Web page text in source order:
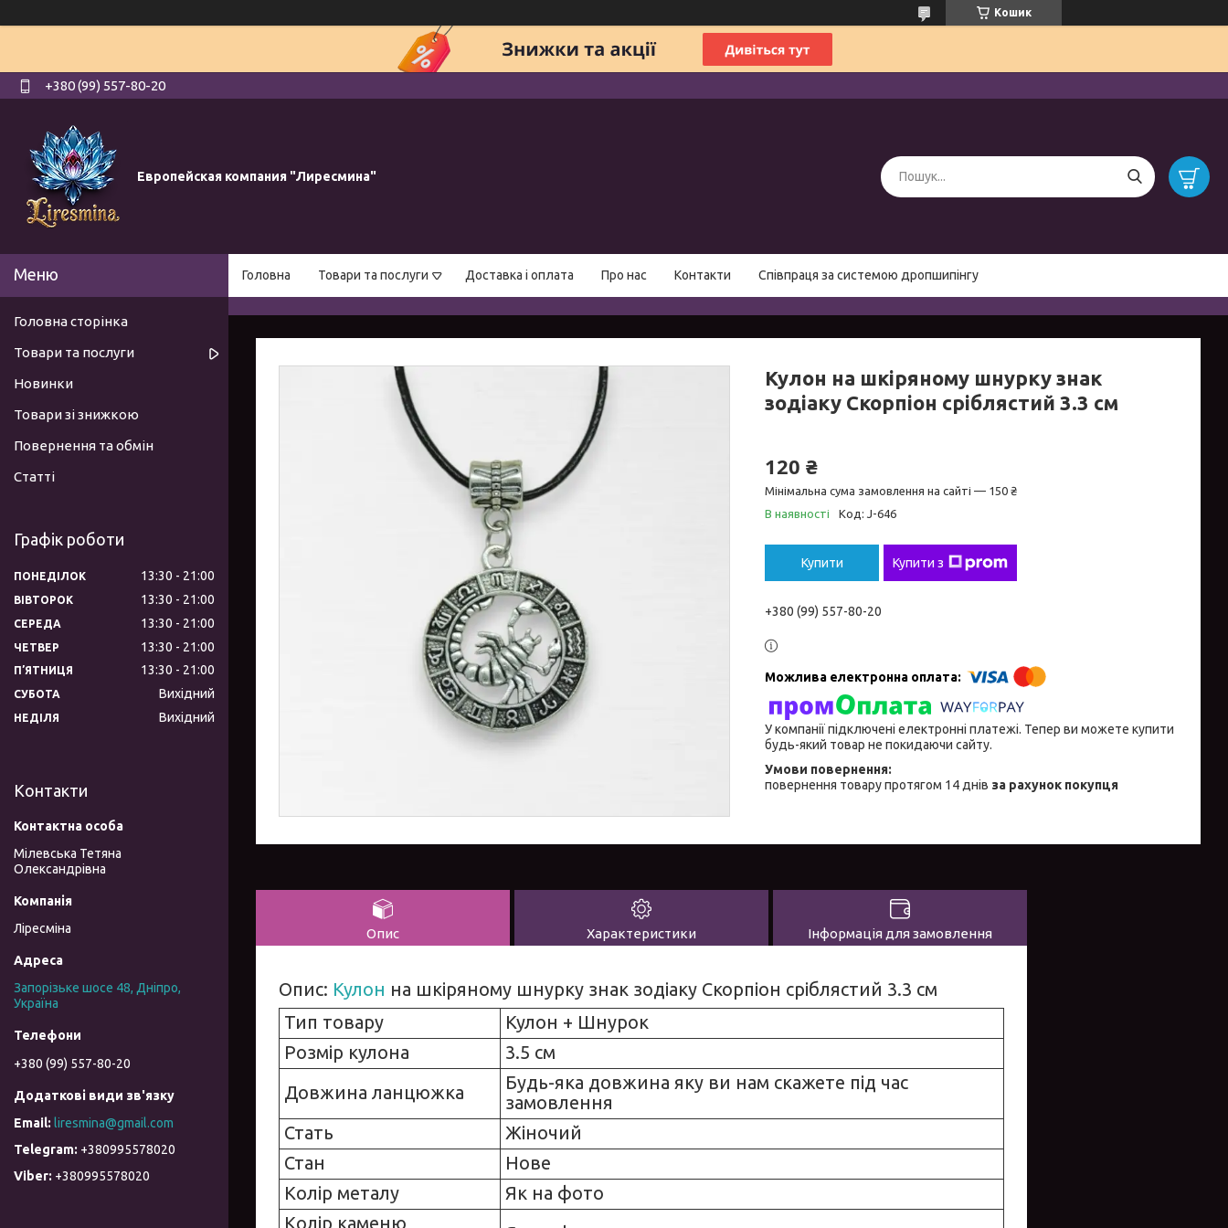
Кошик
+380 (99) 557-80-20
Европейская компания "Лиресмина"
Головна Товари та послуги Доставка і оплата Про нас Контакти Співпраця за системою дропшипінгу
Кулон на шкіряному шнурку знак
зодіаку Скорпіон сріблястий 3.3 см
120 ₴
Мінімальна сума замовлення на сайті — 150 ₴
В наявності
Код: J-646
Купити Купити з
+380 (99) 557-80-20
У компанії підключені електронні платежі. Тепер ви можете купити
будь-який товар не покидаючи сайту.
повернення товару протягом 14 днів за рахунок покупця
Опис Характеристики Інформація для замовлення
Опис: Кулон на шкіряному шнурку знак зодіаку Скорпіон сріблястий 3.3 см
Тип товару
Кулон + Шнурок
Розмір кулона
3.5 см
Довжина ланцюжка
Будь-яка довжина яку ви нам скажете під час
замовлення
Стать
Жіночий
Стан
Нове
Колір металу
Як на фото
Колір каменю
Головна сторінка
Товари та послуги
Новинки
Товари зі знижкою
Повернення та обмін
Статті
Графік роботи
ПОНЕДІЛОК 13:30 21:00
ВІВТОРОК 13:30 21:00
СЕРЕДА 13:30 21:00
ЧЕТВЕР 13:30 21:00
ПʼЯТНИЦЯ 13:30 21:00
СУБОТА Вихідний
НЕДІЛЯ Вихідний
Контакти
Мілевська Тетяна
Олександрівна
Ліресміна
Запорізьке шосе 48, Дніпро,
Україна
+380 (99) 557-80-20
liresmina@gmail.com
+380995578020
+380995578020